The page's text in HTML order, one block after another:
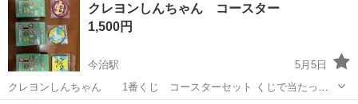
理して使用できる方、ノークレーム・ノーリターンでお願いします。
クレヨンしんちゃん コースター
1,500円
今治駅
5月5日
クレヨンしんちゃん 1番くじ コースターセット くじで当たった